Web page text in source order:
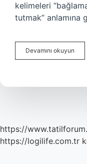
kelimeleri
tutmak” anlamına
Devamını okuyun
Millet
https://
https://logilife.com.tr